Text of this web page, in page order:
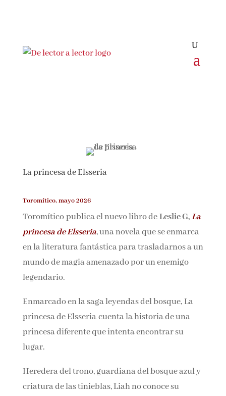
La princesa de Elsseria
Toromítico, mayo 2026
Toromítico publica el nuevo libro deLeslie G, La
princesa de Elsseria, una novela que se enmarca
en la literatura fantástica para trasladarnos a un
mundo de magia amenazado por un enemigo
legendario.
Enmarcado en la saga leyendas del bosque, La
princesa de Elsseria cuenta la historia de una
princesa diferente que intenta encontrar su
lugar.
Heredera del trono, guardiana del bosque azul y
criatura de las tinieblas, Liah no conoce su